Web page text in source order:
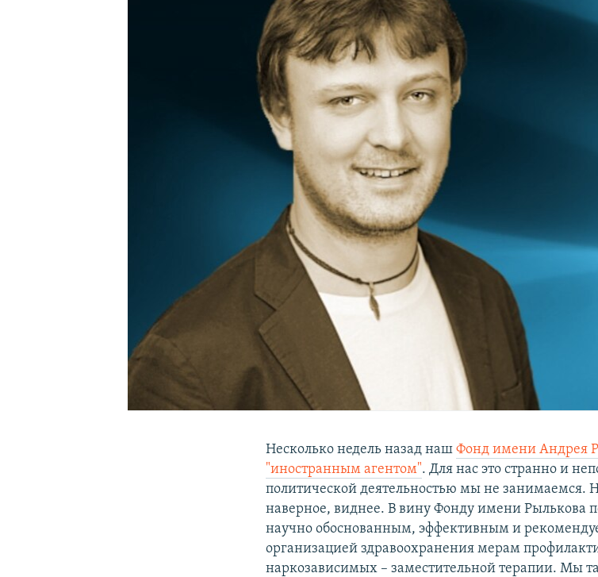
Несколько недель назад нашФонд имени Андрея
"иностранным агентом". Для нас это странно и
политической деятельностью мы не занимаемся.
наверное, виднее. В вину Фонду имени Рылькова
научно обоснованным, эффективным и
организацией здравоохранения мерам
наркозависимых – заместительной терапии. Мы